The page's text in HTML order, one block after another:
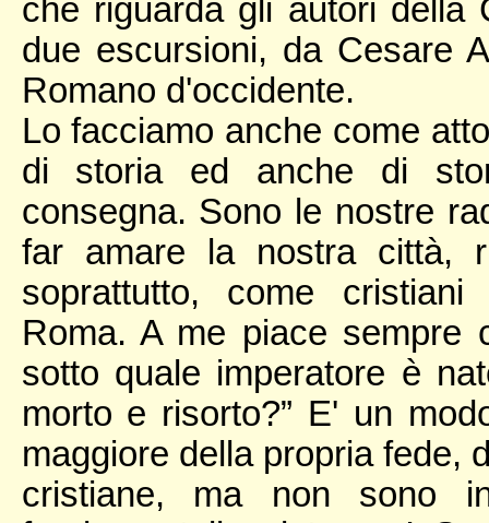
che riguarda gli autori della
due escursioni, da Cesare
Romano d'occidente.
Lo facciamo anche come
di storia ed anche di
consegna. Sono le nostre
far amare la nostra città,
soprattutto, come
Roma. A me piace sempre
sotto quale imperatore è
morto e risorto?” E' un
maggiore della propria fede,
cristiane, ma non sono